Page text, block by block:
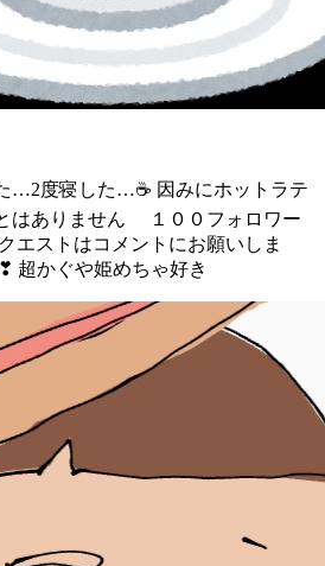
…2度寝した…☕ 因みにホットラテ
はありません １００フォロワー
エストはコメントにお願いしま
かぐや姫めちゃ好き